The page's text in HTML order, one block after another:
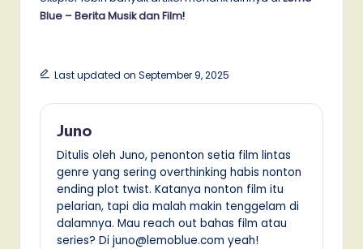
Blue – Berita Musik dan Film!
Last updated on September 9, 2025
Juno
Ditulis oleh Juno, penonton setia film lintas
genre yang sering overthinking habis nonton
ending plot twist. Katanya nonton film itu
pelarian, tapi dia malah makin tenggelam di
dalamnya. Mau reach out bahas film atau
series? Di juno@lemoblue.com yeah!